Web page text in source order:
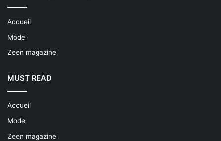
Accueil
Mode
Zeen magazine
MUST READ
Accueil
Mode
Zeen magazine